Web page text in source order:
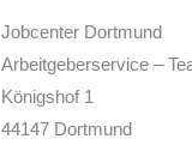
Jobcenter Dortmund
Arbeitgeberservice –
Königshof 1
44147 Dortmund